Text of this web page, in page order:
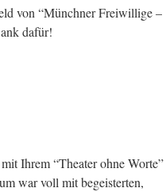
von “Münchner Freiwillige –
dafür!
Ihrem “Theater ohne Worte”
war voll mit begeisterten,